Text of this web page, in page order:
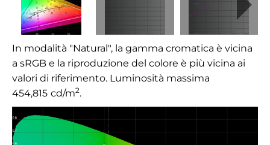
In modalità "Natural", la gamma cromatica è vicina
a sRGB e la riproduzione del colore è più vicina ai
valori di riferimento. Luminosità massima
454,815 cd/m2.